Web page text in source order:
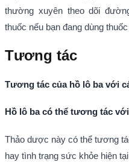
thường xuyên theo dõi
thuốc nếu bạn đang dùng
Tương tác
Tương tác của hồ lô ba với
Hồ lô ba có thể tương tác
Thảo dược này có thể tương
hay tình trạng sức khỏe hiện